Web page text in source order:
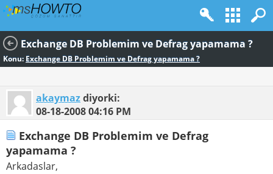
Exchange DB Problemim ve Defrag yapamama ?
Konu: Exchange DB Problemim ve Defrag yapamama ?
akaymazdiyorki:
08-18-200804:16 PM
Exchange DB Problemim ve Defrag
yapamama ?
Arkadaslar,